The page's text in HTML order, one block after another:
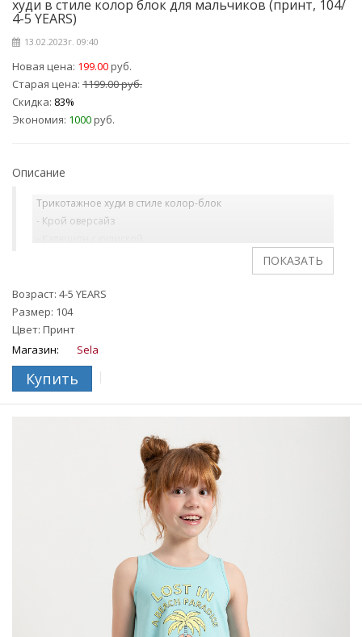
худи в стиле колор блок для мальчиков (принт, 104/
4-5 YEARS)
13.02.2023г. 09:40
Новая цена: 199.00руб.
Старая цена: 1199.00 руб.
Скидка: 83%
Экономия: 1000руб.
Описание
Трикотажное худи в стиле колор-блок
- Крой оверсайз
- Короткая застежка-молния с защитой подбородка
- Резинка на манжетах и по нижнему краю
На ребенке представлен размер 110.
Возраст: 4-5 YEARS
Размер: 104
Цвет: Принт
Магазин:
Sela
Купить